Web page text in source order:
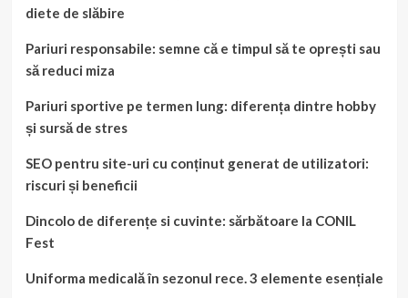
diete de slăbire
Pariuri responsabile: semne că e timpul să te oprești sau
să reduci miza
Pariuri sportive pe termen lung: diferența dintre hobby
și sursă de stres
SEO pentru site-uri cu conținut generat de utilizatori:
riscuri și beneficii
Dincolo de diferențe si cuvinte: sărbătoare la CONIL
Fest
Uniforma medicală în sezonul rece. 3 elemente esențiale